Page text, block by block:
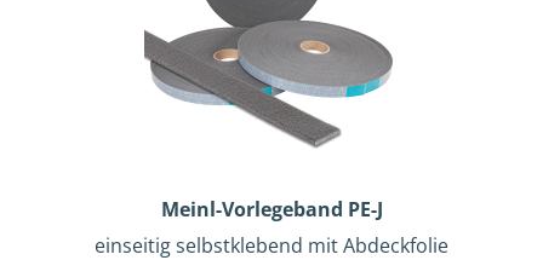
Meinl-Vorlegeband PE-J
einseitig selbstklebend mit Abdeckfolie